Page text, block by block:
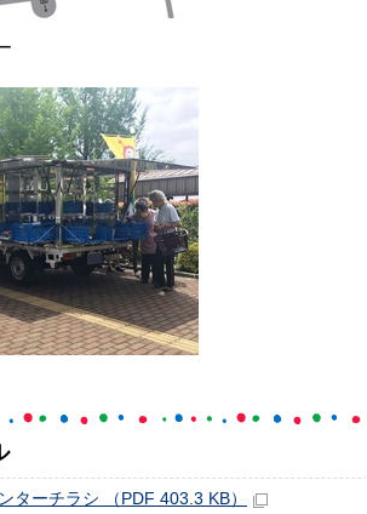
ターチラシ （PDF 403.3 KB）